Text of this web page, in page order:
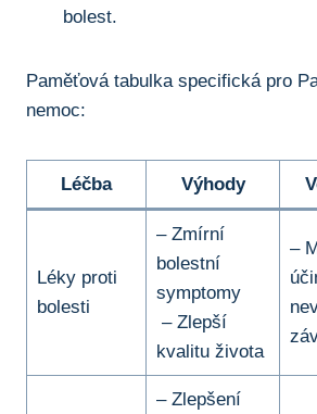
bolest.
Paměťová tabulka specifická ⁤pro
nemoc:
Léčba Výhody
Léky proti​
bolesti
– ‍Zmírní
bolestní
symptomy
‌ – Zlepší
kvalitu života
–
– ⁤Zlepšení